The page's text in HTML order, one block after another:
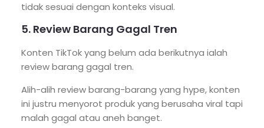
tidak sesuai dengan konteks visual.
5. Review Barang Gagal Tren
Konten TikTok yang belum ada berikutnya ialah
review barang gagal tren.
Alih-alih review barang-barang yang hype, konten
ini justru menyorot produk yang berusaha viral tapi
malah gagal atau aneh banget.